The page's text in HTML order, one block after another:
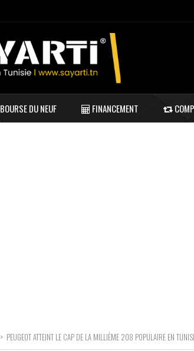
BOURSE DU NEUF FINANCEMENT
> PEUGEOT ATTEINT LE CAP DE LA MILLIÈME 208 POPULAIRE EN